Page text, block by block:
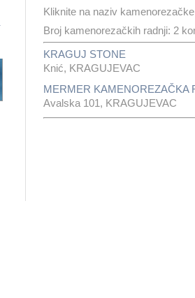
Kliknite na naziv
Broj kamenorezačkih radnji: 2
KRAGUJ STONE
Knić, KRAGUJEVAC
MERMER KAMENOREZAČKA
Avalska 101, KRAGUJEVAC